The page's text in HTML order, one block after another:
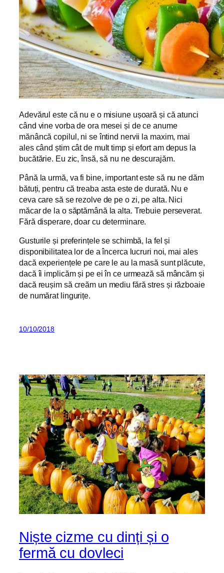
Adevărul este că nu e o misiune ușoară și că atunci
când vine vorba de ora mesei și de ce anume
mănâncă copilul, ni se întind nervii la maxim, mai
ales când știm cât de mult timp și efort am depus la
bucătărie. Eu zic, însă, să nu ne descurajăm.
Până la urmă, va fi bine, important este să nu ne dăm
bătuți, pentru că treaba asta este de durată. Nu e
ceva care să se rezolve de pe o zi, pe alta. Nici
măcar de la o săptămână la alta. Trebuie perseverat.
Fără disperare, doar cu determinare.
Gusturile și preferințele se schimbă, la fel și
disponibilitatea lor de a încerca lucruri noi, mai ales
dacă experiențele pe care le au la masă sunt plăcute,
dacă îi implicăm și pe ei în ce urmează să mâncăm și
dacă reușim să creăm un mediu fără stres și războaie
de numărat lingurițe.
10/10/2018
Niște cizme cu dinți și o
fermă cu dovleci